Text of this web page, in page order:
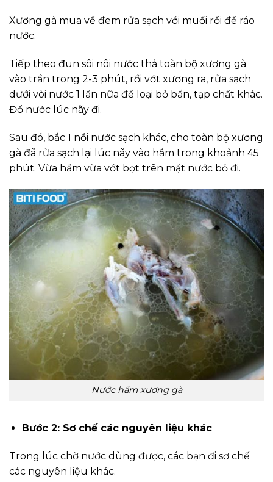
Xương gà mua về đem rửa sạch với muối rồi để ráo
nước.
Tiếp theo đun sôi nôi nước thả toàn bộ xương gà
vào trần trong 2-3 phút, rồi vớt xương ra, rửa sạch
dưới vòi nước 1 lần nữa để loại bỏ bẩn, tạp chất khác.
Đổ nước lúc nãy đi.
Sau đó, bắc 1 nồi nước sạch khác, cho toàn bộ xương
gà đã rửa sạch lại lúc nãy vào hầm trong khoảnh 45
phút. Vừa hầm vừa vớt bọt trên mặt nước bỏ đi.
Nước hầm xương gà
Bước 2: Sơ chế các nguyên liệu khác
Trong lúc chờ nước dùng được, các bạn đi sơ chế
các nguyên liệu khác.